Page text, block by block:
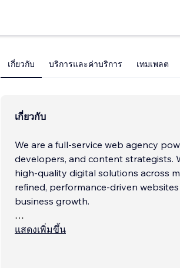
เกี่ยวกับ บริการและค่าบริการ เทมเพลต
เกี่ยวกับ
We are a full-service web agency
developers, and content strategists.
high-quality digital solutions across
refined, performance-driven
business growth.
From strategic planning and
แสดงเพิ่มขึ้น